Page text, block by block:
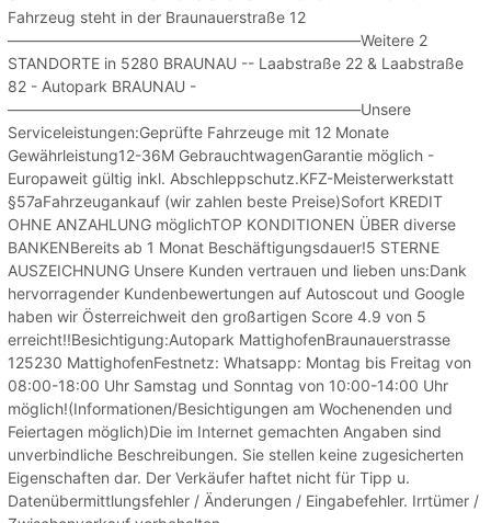
Fahrzeug steht in der Braunauerstraße 12
———————————————————————Weitere 2
STANDORTE in 5280 BRAUNAU -- Laabstraße 22 & Laabstraße
82 - Autopark BRAUNAU -
———————————————————————Unsere
Serviceleistungen:Geprüfte Fahrzeuge mit 12 Monate
Gewährleistung12-36M GebrauchtwagenGarantie möglich -
Europaweit gültig inkl. Abschleppschutz.KFZ-Meisterwerkstatt
§57aFahrzeugankauf (wir zahlen beste Preise)Sofort KREDIT
OHNE ANZAHLUNG möglichTOP KONDITIONEN ÜBER diverse
BANKENBereits ab 1 Monat Beschäftigungsdauer!5 STERNE
AUSZEICHNUNG Unsere Kunden vertrauen und lieben uns:Dank
hervorragender Kundenbewertungen auf Autoscout und Google
haben wir Österreichweit den großartigen Score 4.9 von 5
erreicht!!Besichtigung:Autopark MattighofenBraunauerstrasse
125230 MattighofenFestnetz: Whatsapp: Montag bis Freitag von
08:00-18:00 Uhr Samstag und Sonntag von 10:00-14:00 Uhr
möglich!(Informationen/Besichtigungen am Wochenenden und
Feiertagen möglich)Die im Internet gemachten Angaben sind
unverbindliche Beschreibungen. Sie stellen keine zugesicherten
Eigenschaften dar. Der Verkäufer haftet nicht für Tipp u.
Datenübermittlungsfehler / Änderungen / Eingabefehler. Irrtümer /